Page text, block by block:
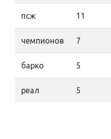
псж 11
чемпионов 7
барко 5
реал 5